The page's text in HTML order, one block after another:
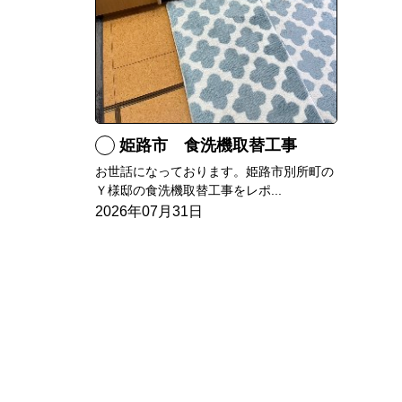
姫路市 食洗機取替工事
お世話になっております。姫路市別所町の
Ｙ様邸の食洗機取替工事をレポ...
2026年07月31日